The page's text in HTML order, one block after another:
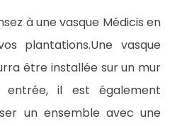
à une vasque Médicis en
plantations.Une vasque
être installée sur un mur
entrée, il est également
un ensemble avec une